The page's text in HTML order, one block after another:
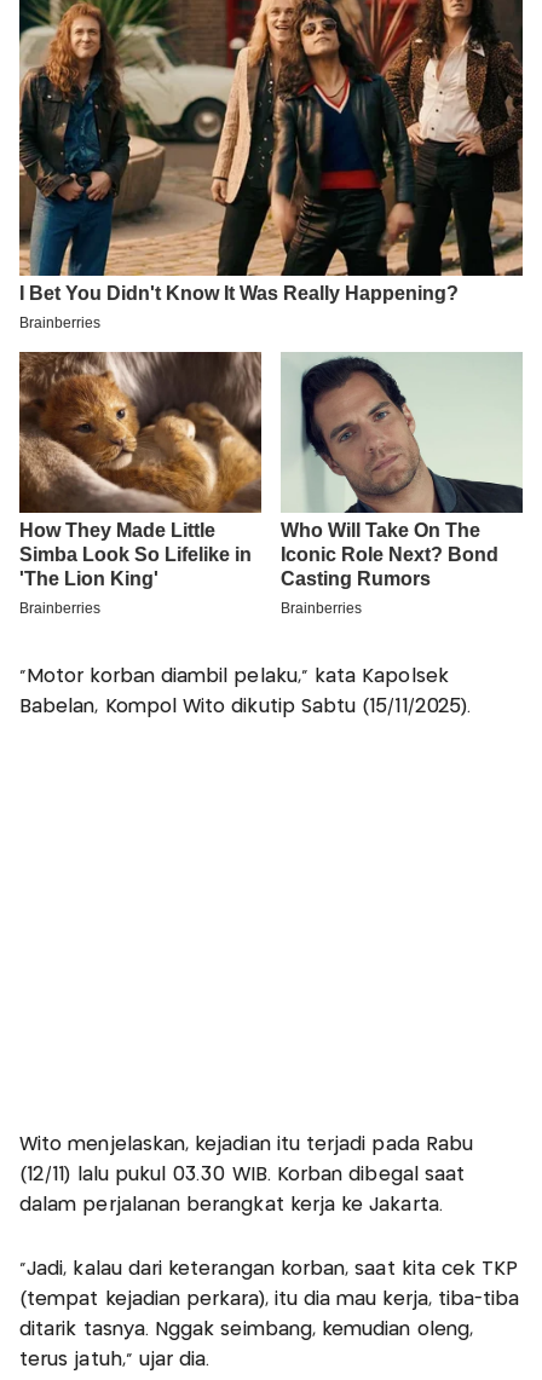
"Motor korban diambil pelaku," kata Kapolsek
Babelan, Kompol Wito dikutip Sabtu (15/11/2025).
Wito menjelaskan, kejadian itu terjadi pada Rabu
(12/11) lalu pukul 03.30 WIB. Korban dibegal saat
dalam perjalanan berangkat kerja ke Jakarta.
"Jadi, kalau dari keterangan korban, saat kita cek TKP
(tempat kejadian perkara), itu dia mau kerja, tiba-tiba
ditarik tasnya. Nggak seimbang, kemudian oleng,
terus jatuh," ujar dia.